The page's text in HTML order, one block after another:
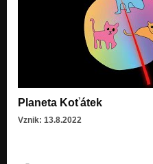
Planeta Koťátek
Vznik: 13.8.2022